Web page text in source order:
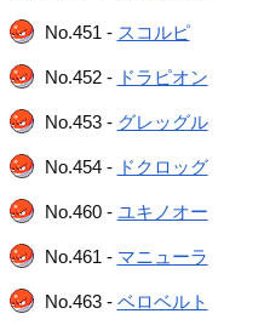
No.451 - スコルピ
No.452 - ドラピオン
No.453 - グレッグル
No.454 - ドクロッグ
No.460 - ユキノオー
No.461 - マニューラ
No.463 - ベロベルト